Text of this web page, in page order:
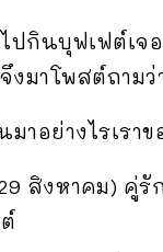
ปกินบุฟเฟต์เจ
มาโพสต์ถามว่
นมาอย่างไรเ
สิงหาคม) คู่